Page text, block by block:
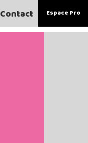
Espace Pro
Contact